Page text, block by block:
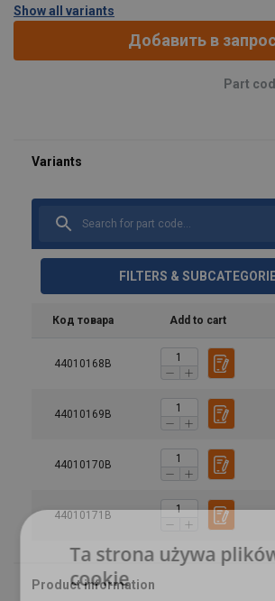
Show all variants
Добавить в
Part
FILTERS &
Код товара Add to cart
44010168B
44010169B
44010170B
44010171B
Features:
Temperature range:
Note:
Ta strona używa
cookie